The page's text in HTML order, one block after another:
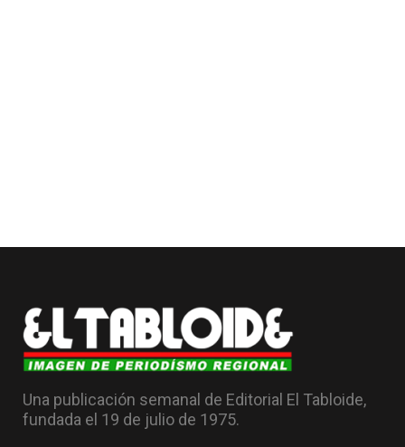
Una publicación semanal de Editorial El Tabloide,
fundada el 19 de julio de 1975.